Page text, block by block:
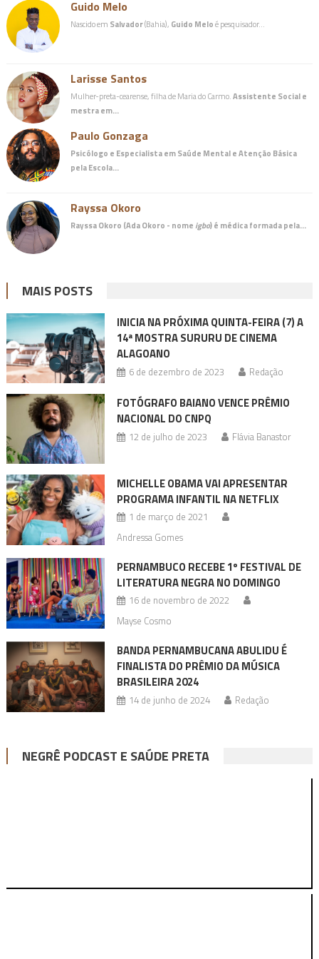
Guido Melo
Nascido em Salvador(Bahia), Guido Meloé pesquisador…
Larisse Santos
Mulher-preta-cearense, filha de Maria do Carmo.Assistente Social e
mestra em…
Paulo Gonzaga
Psicólogo e Especialista em Saúde Mental e Atenção Básica
pela Escola…
Rayssa Okoro
Rayssa Okoro (Ada Okoro - nome igbo) é médicaformada pela…
MAIS POSTS
INICIA NA PRÓXIMA QUINTA-FEIRA (7) A
14ª MOSTRA SURURU DE CINEMA
ALAGOANO
6 de dezembro de 2023 Redação
FOTÓGRAFO BAIANO VENCE PRÊMIO
NACIONAL DO CNPQ
12 de julho de 2023 Flávia Banastor
MICHELLE OBAMA VAI APRESENTAR
PROGRAMA INFANTIL NA NETFLIX
1 de março de 2021
Andressa Gomes
PERNAMBUCO RECEBE 1º FESTIVAL DE
LITERATURA NEGRA NO DOMINGO
16 de novembro de 2022
Mayse Cosmo
BANDA PERNAMBUCANA ABULIDU É
FINALISTA DO PRÊMIO DA MÚSICA
BRASILEIRA 2024
14 de junho de 2024 Redação
NEGRÊ PODCAST E SAÚDE PRETA